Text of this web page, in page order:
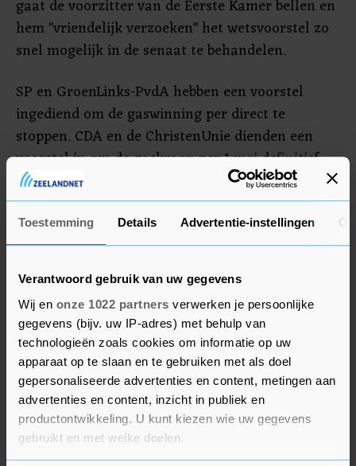
Toestemming Details Advertentie-instellingen
Verantwoord gebruik van uw gegevens
Wij en onze 1022 partners verwerken je persoonlijke
gegevens (bijv. uw IP-adres) met behulp van
technologieën zoals cookies om informatie op uw
apparaat op te slaan en te gebruiken met als doel
gepersonaliseerde advertenties en content, metingen aan
advertenties en content, inzicht in publiek en
productontwikkeling. U kunt kiezen wie uw gegevens
gebruikt en met welke doelen.
gaat de voorzitter van de Eerste Kamer bellen en
hem "vriendelijk verzoeken" het wetsvoorstel zo
snel mogelijk in de senaat te behandelen.
SP en GroenLinks-PvdA hebben een voorstel
ingediend om de gaswinning per direct te
stoppen. CDA en de ChristenUnie dienden een
voorstel in om de gaskraan per 1 mei definitief
dicht te draaien. Tijdens het debat eerder op
woensdag hebben de vier partijen laten weten tot
een gezamenlijk voorstel voor een eerdere
sluiting te komen.